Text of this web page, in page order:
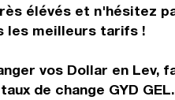
élévés et n'hésitez
les meilleurs tarifs !
vos Dollar en
de change GYD